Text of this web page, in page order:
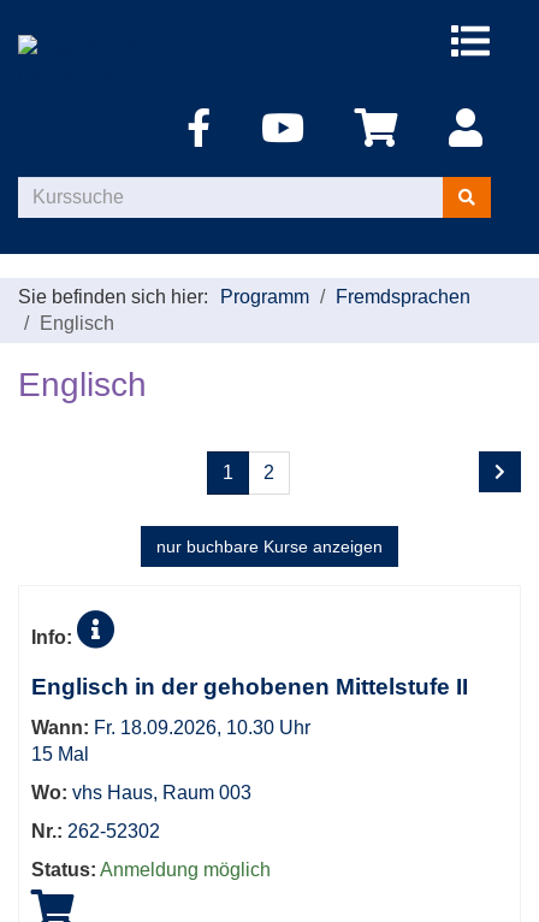
Menü
Kurse
suchen
Sie befinden sich hier: Programm
Fremdsprachen
Englisch
Englisch
Seiten
blättern
1 2
nur buchbare Kurse anzeigen
Tabellenüberschriften
können
sortiert
werden.
Info:
Englisch in der gehobenen Mittelstufe II
Wann: Fr. 18.09.2026, 10.30 Uhr
15 Mal
Wo: vhs Haus, Raum 003
Nr.: 262-52302
Status: Anmeldung möglich